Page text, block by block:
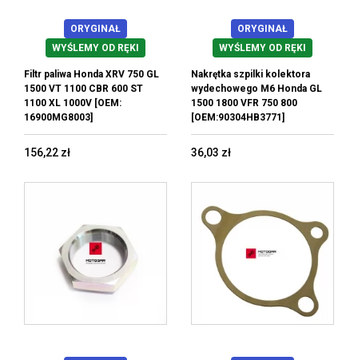
ORYGINAŁ
WYŚLEMY OD RĘKI
Filtr paliwa Honda XRV 750 GL
1500 VT 1100 CBR 600 ST
1100 XL 1000V [OEM:
16900MG8003]
156,22 zł
ORYGINAŁ
WYŚLEMY OD RĘKI
Nakrętka szpilki kolektora
wydechowego M6 Honda GL
1500 1800 VFR 750 800
[OEM:90304HB3771]
36,03 zł